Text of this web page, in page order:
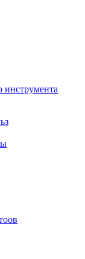
инструмента